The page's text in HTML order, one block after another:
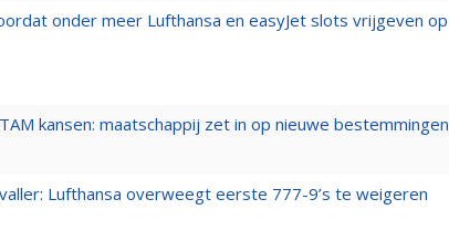
onder meer Lufthansa en easyJet slots vrijgeven op
kansen: maatschappij zet in op nieuwe bestemmingen
Lufthansa overweegt eerste 777-9’s te weigeren